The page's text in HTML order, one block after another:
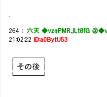
264 ： 六天 ◆vzqPMRJLt8fG ＠
21:02:22
ID:a0BytU53
┌───┐ ／::／
│その後 │ /
└───┘ /:::::::::::/
／:.:.:./.:/
/:.:.:.:/